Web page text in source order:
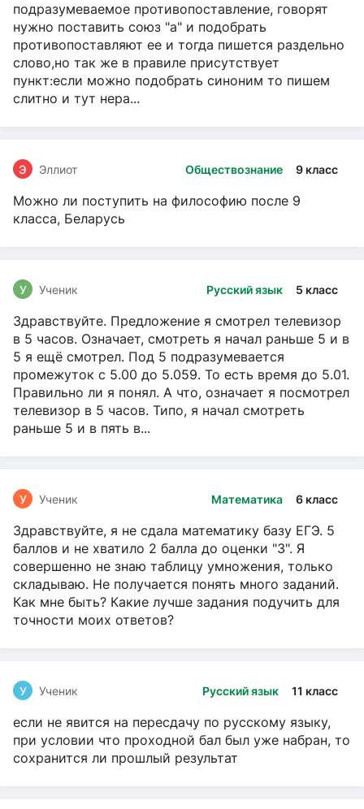
подразумеваемое противопоставление, говорят
нужно поставить союз "а" и подобрать
противопоставляют ее и тогда пишется раздельно
слово,но так же в правиле присутствует
пункт:если можно подобрать синоним то пишем
слитно и тут нера...
Обществознание 9 класс
Э Эллиот
Можно ли поступить на философию после 9
класса, Беларусь
Русский язык 5 класс
У Ученик
Здравствуйте. Предложение я смотрел телевизор
в 5 часов. Означает, смотреть я начал раньше 5 и в
5 я ещё смотрел. Под 5 подразумевается
промежуток с 5.00 до 5.059. То есть время до 5.01.
Правильно ли я понял. А что, означает я посмотрел
телевизор в 5 часов. Типо, я начал смотреть
раньше 5 и в пять в...
Математика 6 класс
У Ученик
Здравствуйте, я не сдала математику базу ЕГЭ. 5
баллов и не хватило 2 балла до оценки "3". Я
совершенно не знаю таблицу умножения, только
складываю. Не получается понять много заданий.
Как мне быть? Какие лучше задания подучить для
точности моих ответов?
Русский язык 11 класс
У Ученик
если не явится на пересдачу по русскому языку,
при условии что проходной бал был уже набран, то
сохранится ли прошлый результат